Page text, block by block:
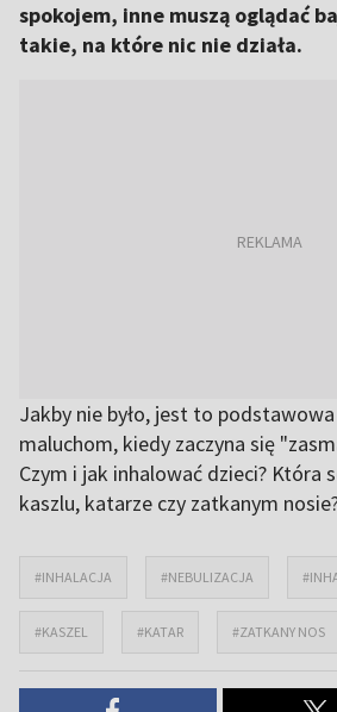
spokojem, inne muszą oglądać
takie, na które nic nie działa.
Jakby nie było, jest to
maluchom, kiedy zaczyna się
Czym i jak inhalować dzieci? Która
kaszlu, katarze czy zatkanym
#INHALACJA #NEBULIZACJA
#KASZEL #KATAR #ZATKANY NOS